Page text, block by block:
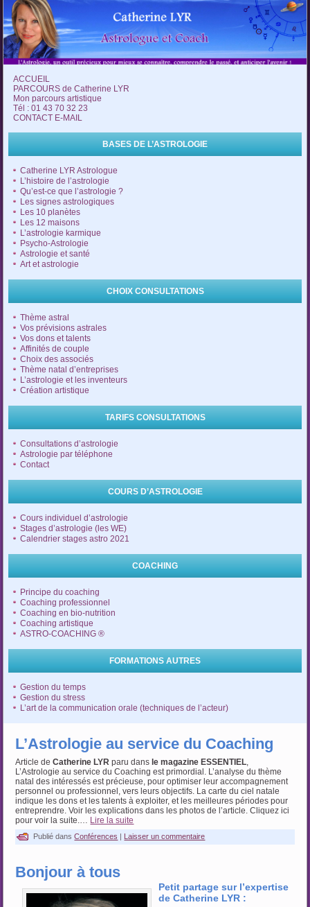
ACCUEIL
PARCOURS de Catherine LYR
Mon parcours artistique
Tél : 01 43 70 32 23
CONTACT E-MAIL
BASES DE L’ASTROLOGIE
Catherine LYR Astrologue
L’histoire de l’astrologie
Qu’est-ce que l’astrologie ?
Les signes astrologiques
Les 10 planètes
Les 12 maisons
L’astrologie karmique
Psycho-Astrologie
Astrologie et santé
Art et astrologie
CHOIX CONSULTATIONS
Thème astral
Vos prévisions astrales
Vos dons et talents
Affinités de couple
Choix des associés
Thème natal d’entreprises
L’astrologie et les inventeurs
Création artistique
TARIFS CONSULTATIONS
Consultations d’astrologie
Astrologie par téléphone
Contact
COURS D’ASTROLOGIE
Cours individuel d’astrologie
Stages d’astrologie (les WE)
Calendrier stages astro 2021
COACHING
Principe du coaching
Coaching professionnel
Coaching en bio-nutrition
Coaching artistique
ASTRO-COACHING ®
FORMATIONS AUTRES
Gestion du temps
Gestion du stress
L’art de la communication orale (techniques de l’acteur)
L’Astrologie au service du Coaching
Article deCatherine LYR paru dans le magazine ESSENTIEL,
L’Astrologie au service du Coaching est primordial. L’analyse du thème
natal des intéressés est précieuse, pour optimiser leur accompagnement
personnel ou professionnel, vers leurs objectifs. La carte du ciel natale
indique les dons et les talents à exploiter, et les meilleures périodes pour
entreprendre. Voir les explications dans les photos de l’article. Cliquez ici
pour voir la suite.… Lire la suite
Publié dans Conférences Laisser un commentaire
Bonjour à tous
Petit partage sur l’expertise
de Catherine LYR :